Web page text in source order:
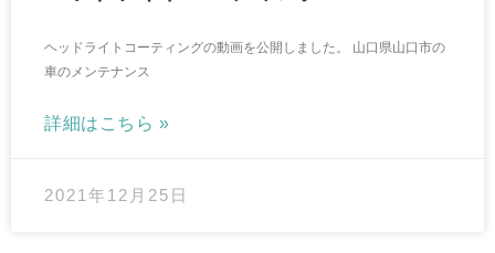
ヘッドライトコーティングの動画を公開しました。 山口県山口市の
車のメンテナンス
詳細はこちら »
2021年12月25日